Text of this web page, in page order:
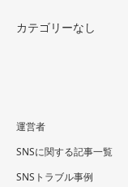
カテゴリーなし
運営者
SNSに関する記事一覧
SNSトラブル事例